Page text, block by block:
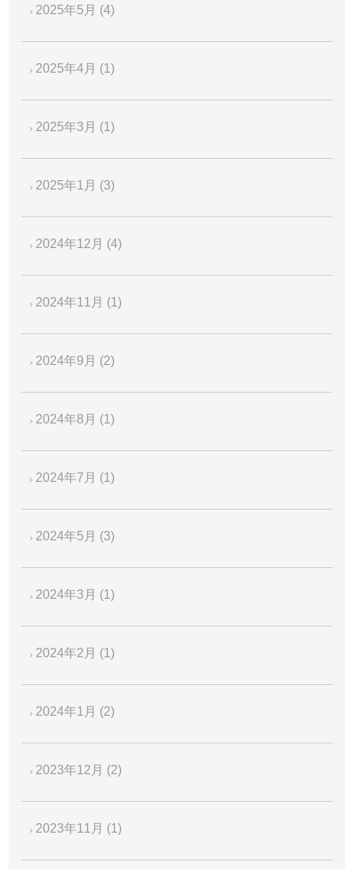
2025年5月 (4)
2025年4月 (1)
2025年3月 (1)
2025年1月 (3)
2024年12月 (4)
2024年11月 (1)
2024年9月 (2)
2024年8月 (1)
2024年7月 (1)
2024年5月 (3)
2024年3月 (1)
2024年2月 (1)
2024年1月 (2)
2023年12月 (2)
2023年11月 (1)